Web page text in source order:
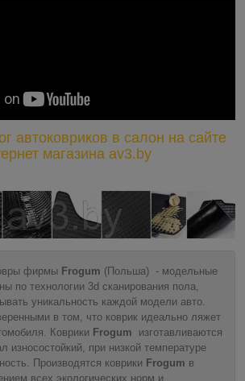
автоковриков в салон на сайте
магазина av3.by
фирмы Frogum (Польша) - модельные
по технологии 3d сканирования пола,
уникальность каждой модели авто.
в том, что коврик идеально ляжет
Коврики Frogum изготавливаются
износостойкий, при низкой температуре
Производятся коврики Frogum в
всех экологических норм и